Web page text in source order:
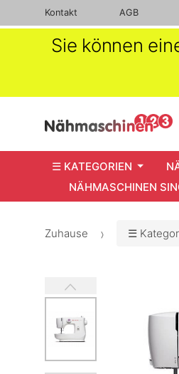
Kontakt AGB
Sie können
☰ KATEGORIEN
NÄHMASCHINEN
Zuhause ☰